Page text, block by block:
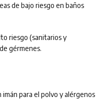
de bajo riesgo en baños
riesgo (sanitarios y
gérmenes.
imán para el polvo y alérgenos